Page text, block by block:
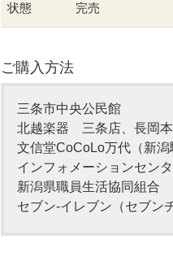
状態 完売
ご購入方法
三条市中央公民館
北越楽器 三条店、長岡
文信堂CoCoLo万代（新潟
インフォメーションセン
新潟県職員生活協同組合
セブン-イレブン（セブン